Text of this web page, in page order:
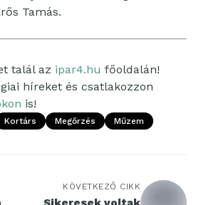
Tamás.
talál az ipar4.hu főoldalán!
híreket és csatlakozzon
is!
Kortárs Megőrzés Műzem
KÖVETKEZŐ CIKK